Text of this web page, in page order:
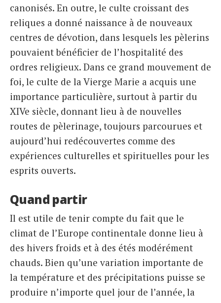
canonisés. En outre, le culte croissant des
reliques a donné naissance à de nouveaux
centres de dévotion, dans lesquels les pèlerins
pouvaient bénéficier de l’hospitalité des
ordres religieux. Dans ce grand mouvement de
foi, le culte de la Vierge Marie a acquis une
importance particulière, surtout à partir du
XIVe siècle, donnant lieu à de nouvelles
routes de pèlerinage, toujours parcourues et
aujourd’hui redécouvertes comme des
expériences culturelles et spirituelles pour les
esprits ouverts.
Quand partir
Il est utile de tenir compte du fait que le
climat de l’Europe continentale donne lieu à
des hivers froids et à des étés modérément
chauds. Bien qu’une variation importante de
la température et des précipitations puisse se
produire n’importe quel jour de l’année, la